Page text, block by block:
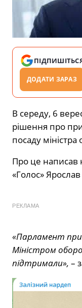
ДОДАТИ ЗАРАЗ
В середу, 6
рішення про
посаду
Про це написав
«Голос»
РЕКЛАМА
«Парламент
Міністром
підтримали», –